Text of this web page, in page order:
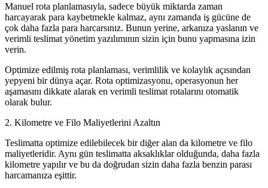
Manuel rota planlamasıyla, sadece büyük miktarda zaman
harcayarak para kaybetmekle kalmaz, aynı zamanda iş gücüne de
çok daha fazla para harcarsınız. Bunun yerine, arkanıza yaslanın ve
verimli teslimat yönetim yazılımının sizin için bunu yapmasına izin
verin.
Optimize edilmiş rota planlaması, verimlilik ve kolaylık açısından
yepyeni bir dünya açar. Rota optimizasyonu, operasyonun her
aşamasını dikkate alarak en verimli teslimat rotalarını otomatik
olarak bulur.
2. Kilometre ve Filo Maliyetlerini Azaltın
Teslimatta optimize edilebilecek bir diğer alan da kilometre ve filo
maliyetleridir. Aynı gün teslimatta aksaklıklar olduğunda, daha fazla
kilometre yapılır ve bu da doğrudan sizin daha fazla benzin parası
harcamanıza eşittir.